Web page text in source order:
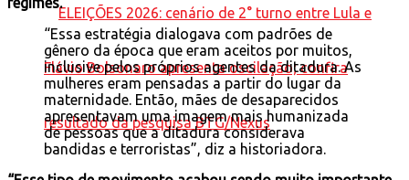
“Essa estratégia dialogava com padrões de
gênero da época que eram aceitos por muitos,
inclusive pelos próprios agentes da ditadura. As
mulheres eram pensadas a partir do lugar da
maternidade. Então, mães de desaparecidos
apresentavam uma imagem mais humanizada
de pessoas que a ditadura considerava
bandidas e terroristas”, diz a historiadora.